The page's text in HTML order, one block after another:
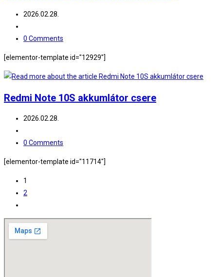
Post
2026.02.28.
category:
Post
0 Comments
[elementor-template id="12929"]
Redmi Note 10S akkumlátor csere
Post
2026.02.28.
category:
Post
0 Comments
[elementor-template id="11714"]
1
2
to
the
next